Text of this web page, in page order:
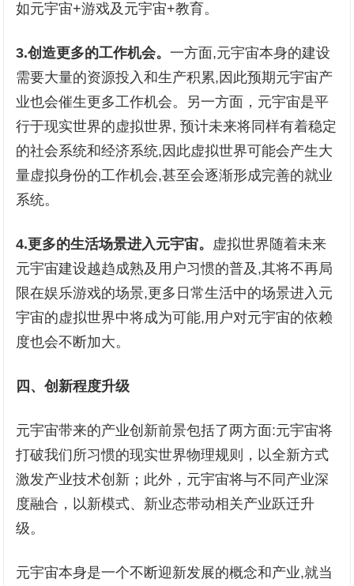
如元宇宙+游戏及元宇宙+教育。
3.创造更多的工作机会。一方面,元宇宙本身的建设
需要大量的资源投入和生产积累,因此预期元宇宙产
业也会催生更多工作机会。另一方面，元宇宙是平
行于现实世界的虚拟世界, 预计未来将同样有着稳定
的社会系统和经济系统,因此虚拟世界可能会产生大
量虚拟身份的工作机会,甚至会逐渐形成完善的就业
系统。
4.更多的生活场景进入元宇宙。 虚拟世界随着未来
元宇宙建设越趋成熟及用户习惯的普及,其将不再局
限在娱乐游戏的场景,更多日常生活中的场景进入元
宇宙的虚拟世界中将成为可能,用户对元宇宙的依赖
度也会不断加大。
四、创新程度升级
元宇宙带来的产业创新前景包括了两方面:元宇宙将
打破我们所习惯的现实世界物理规则，以全新方式
激发产业技术创新；此外，元宇宙将与不同产业深
度融合，以新模式、新业态带动相关产业跃迁升
级。
元宇宙本身是一个不断迎新发展的概念和产业,就当